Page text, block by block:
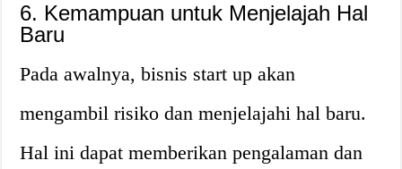
6. Kemampuan untuk Menjelajah Hal
Baru
Pada awalnya, bisnis start up akan
mengambil risiko dan menjelajahi hal baru.
Hal ini dapat memberikan pengalaman dan